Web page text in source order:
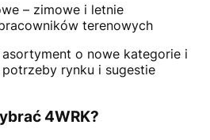
– zimowe i letnie
terenowych
o nowe kategorie i
rynku i sugestie
4WRK?